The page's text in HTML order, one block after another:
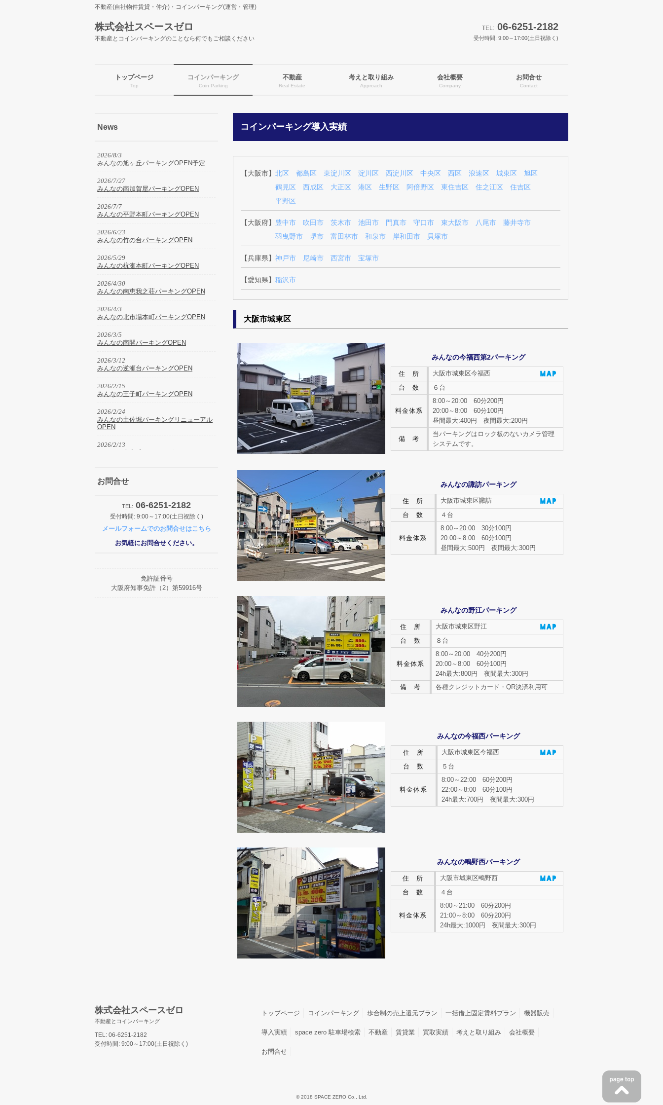
不動産(自社物件賃貸・仲介)・コインパーキング(運営・管理)
株式会社スペースゼロ
不動産とコインパーキングのことなら何でもご相談ください
TEL: 06-6251-2182
受付時間: 9:00～17:00(土日祝除く)
トップページ
Top
コインパーキング
Coin Parking
不動産
Real Estate
考えと取り組み
Approach
会社概要
Company
お問合せ
Contact
コインパーキング導入実績
【大阪市】 北区 都島区 東淀川区 淀川区 西淀川区 中央区 西区 浪速区 城東区
旭区
鶴見区
西成区 大正区 港区 生野区 阿倍野区 東住吉区 住之江区
住吉区
平野区
【大阪府】 豊中市 吹田市 茨木市 池田市 門真市 守口市 東大阪市 八尾市
藤井寺市
羽曳野市
堺市 富田林市 和泉市 岸和田市 貝塚市
【兵庫県】 神戸市 尼崎市 西宮市 宝塚市
【愛知県】 稲沢市
大阪市城東区
みんなの今福西第2パーキング
住 所
大阪市城東区今福西
台 数
６台
料金体系
8:00～20:00 60分200円
20:00～8:00 60分100円
昼間最大:400円 夜間最大:200円
備 考
当パーキングはロック板のないカメラ管理
システムです。
みんなの諏訪パーキング
住 所
大阪市城東区諏訪
台 数
４台
料金体系
8:00～20:00 30分100円
20:00～8:00 60分100円
昼間最大:500円 夜間最大:300円
みんなの野江パーキング
住 所
大阪市城東区野江
台 数
８台
料金体系
8:00～20:00 40分200円
20:00～8:00 60分100円
24h最大:800円 夜間最大:300円
備 考
各種クレジットカード・QR決済利用可
みんなの今福西パーキング
住 所
大阪市城東区今福西
台 数
５台
料金体系
8:00～22:00 60分200円
22:00～8:00 60分100円
24h最大:700円 夜間最大:300円
みんなの鴫野西パーキング
住 所
大阪市城東区鴫野西
台 数
４台
料金体系
8:00～21:00 60分200円
21:00～8:00 60分200円
24h最大:1000円 夜間最大:300円
News
2026/8/3
みんなの旭ヶ丘パーキングOPEN予定
2026/7/27
みんなの南加賀屋パーキングOPEN
2026/7/7
みんなの平野本町パーキングOPEN
2026/6/23
みんなの竹の台パーキングOPEN
2026/5/29
みんなの杭瀬本町パーキングOPEN
2026/4/30
みんなの南恵我之荘パーキングOPEN
2026/4/3
みんなの北市場本町パーキングOPEN
2026/3/5
みんなの南開パーキングOPEN
2026/3/12
みんなの逆瀬台パーキングOPEN
2026/2/15
みんなの王子町パーキングOPEN
2026/2/24
みんなの土佐堀パーキングリニューアル
OPEN
2026/2/13
みんなの杭瀬北新町パーキングOPEN
みんなの東貝塚駅前パーキングOPEN
2025/12/2
みんなの桜ケ丘パーキングOPEN
2025/11/27
みんなの住之江パーキングOPEN
2024/8/9
R6.8.10から8.15まで夏期休暇とさせて頂
きます。
2024/7/19
イエウール土地活用に参画しましたこと
お問合せ
TEL: 06-6251-2182
受付時間: 9:00～17:00(土日祝除く)
メールフォームでのお問合せはこちら
お気軽にお問合せください。
免許証番号
大阪府知事免許（2）第59916号
株式会社スペースゼロ
不動産とコインパーキング
TEL: 06-6251-2182
受付時間: 9:00～17:00(土日祝除く)
トップページ コインパーキング 歩合制の売上還元プラン 一括借上固定賃料プラン 機器販売
導入実績 space zero 駐車場検索 不動産 賃貸業 買取実績 考えと取り組み 会社概要
お問合せ
© 2018 SPACE ZERO Co., Ltd.